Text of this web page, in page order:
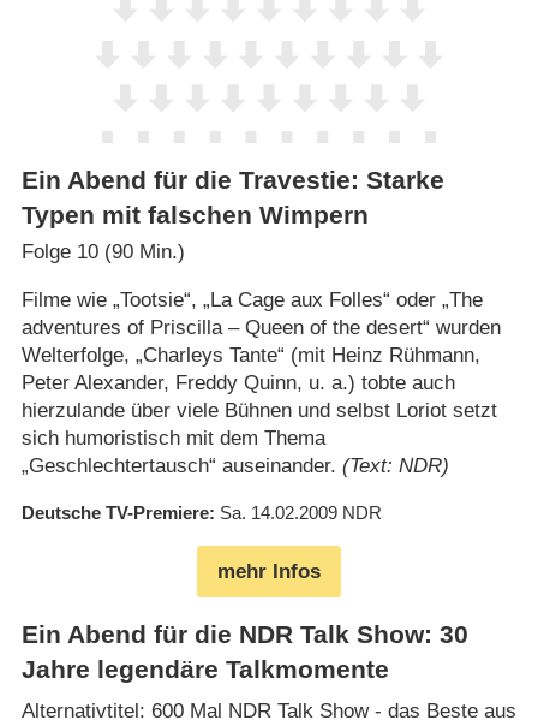
Ein Abend für die Travestie: Starke
Typen mit falschen Wimpern
Folge 10 (90 Min.)
Filme wie „Tootsie“, „La Cage aux Folles“ oder „The
adventures of Priscilla – Queen of the desert“ wurden
Welterfolge, „Charleys Tante“ (mit Heinz Rühmann,
Peter Alexander, Freddy Quinn, u. a.) tobte auch
hierzulande über viele Bühnen und selbst Loriot setzt
sich humoristisch mit dem Thema
„Geschlechtertausch“ auseinander. (Text: NDR)
Deutsche TV-Premiere Sa. 14.02.2009 NDR
mehr Infos
Ein Abend für die NDR Talk Show: 30
Jahre legendäre Talkmomente
Alternativtitel: 600 Mal NDR Talk Show - das Beste aus